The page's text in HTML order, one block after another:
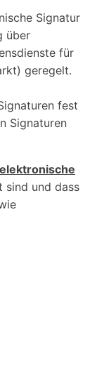
Signatur
über
für
geregelt.
fest
Signaturen
elektronische
sind und dass